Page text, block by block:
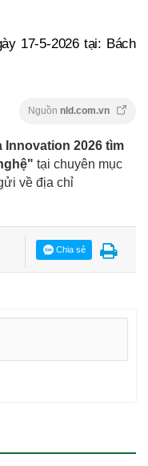
17-5-2026 tại: Bách
Nguồn nld.com.vn
Innovation 2026 tìm
tại chuyên mục
về địa chỉ
Chia sẻ